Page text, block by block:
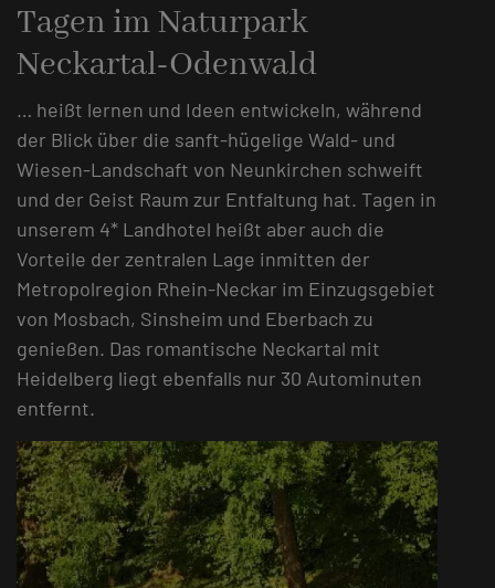
Tagen im Naturpark
Neckartal-Odenwald
… heißt lernen und Ideen entwickeln, während
der Blick über die sanft-hügelige Wald- und
Wiesen-Landschaft von Neunkirchen schweift
und der Geist Raum zur Entfaltung hat. Tagen in
unserem 4* Landhotel heißt aber auch die
Vorteile der zentralen Lage inmitten der
Metropolregion Rhein-Neckar im Einzugsgebiet
von Mosbach, Sinsheim und Eberbach zu
genießen. Das romantische Neckartal mit
Heidelberg liegt ebenfalls nur 30 Autominuten
entfernt.